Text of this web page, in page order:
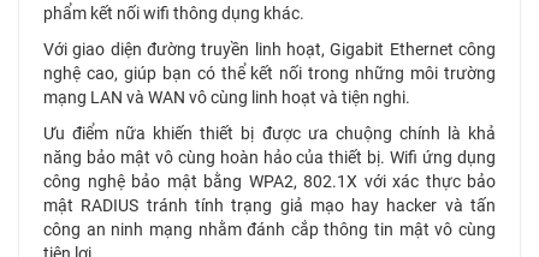
phẩm kết nối wifi thông dụng khác.
Với giao diện đường truyền linh hoạt, Gigabit Ethernet công
nghệ cao, giúp bạn có thể kết nối trong những môi trường
mạng LAN và WAN vô cùng linh hoạt và tiện nghi.
Ưu điểm nữa khiến thiết bị được ưa chuộng chính là khả
năng bảo mật vô cùng hoàn hảo của thiết bị. Wifi ứng dụng
công nghệ bảo mật bằng WPA2, 802.1X với xác thực bảo
mật RADIUS tránh tính trạng giả mạo hay hacker và tấn
công an ninh mạng nhằm đánh cắp thông tin mật vô cùng